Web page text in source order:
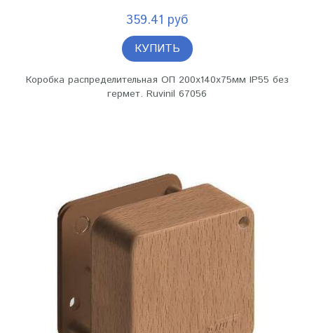
359.41 руб
КУПИТЬ
Коробка распределительная ОП 200х140х75мм IP55 без
гермет. Ruvinil 67056